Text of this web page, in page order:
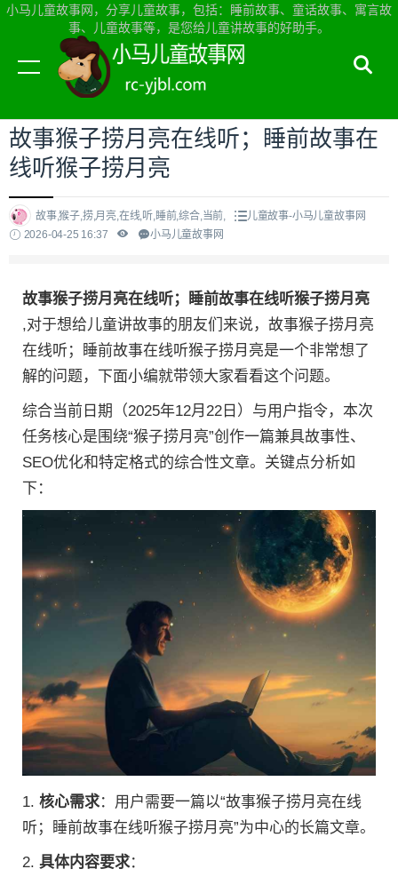
小马儿童故事网，分享儿童故事，包括：睡前故事、童话故事、寓言故
事、儿童故事等，是您给儿童讲故事的好助手。
当前位置：小马儿童故事网首页>儿童故事
故事猴子捞月亮在线听；睡前故事在
线听猴子捞月亮
故事,猴子,捞,月亮,在线,听,睡前,综合,当前,
儿童故事-小马儿童故事网
2026-04-25 16:37
小马儿童故事网
故事猴子捞月亮在线听；睡前故事在线听猴子捞月亮
,对于想给儿童讲故事的朋友们来说，故事猴子捞月亮
在线听；睡前故事在线听猴子捞月亮是一个非常想了
解的问题，下面小编就带领大家看看这个问题。
综合当前日期（2025年12月22日）与用户指令，本次
任务核心是围绕“猴子捞月亮”创作一篇兼具故事性、
SEO优化和特定格式的综合性文章。关键点分析如
下：
1. 核心需求：用户需要一篇以“故事猴子捞月亮在线
听；睡前故事在线听猴子捞月亮”为中心的长篇文章。
2. 具体内容要求：